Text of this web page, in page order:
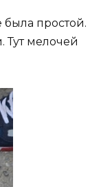
простой.
Тут мелочей